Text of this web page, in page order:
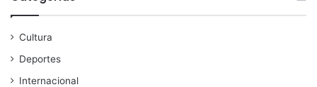
Cultura
Deportes
Internacional